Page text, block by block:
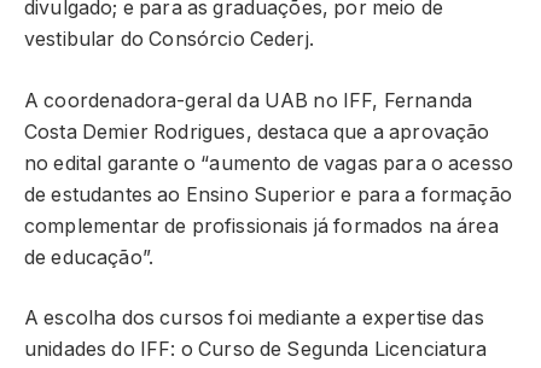
divulgado; e para as graduações, por meio de
vestibular do Consórcio Cederj.
A coordenadora-geral da UAB no IFF, Fernanda
Costa Demier Rodrigues, destaca que a aprovação
no edital garante o “aumento de vagas para o acesso
de estudantes ao Ensino Superior e para a formação
complementar de profissionais já formados na área
de educação”.
A escolha dos cursos foi mediante a expertise das
unidades do IFF: o Curso de Segunda Licenciatura